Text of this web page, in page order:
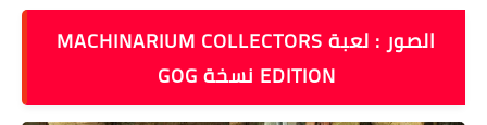
الصور : لعبة MACHINARIUM COLLECTORS
EDITION نسخة GOG